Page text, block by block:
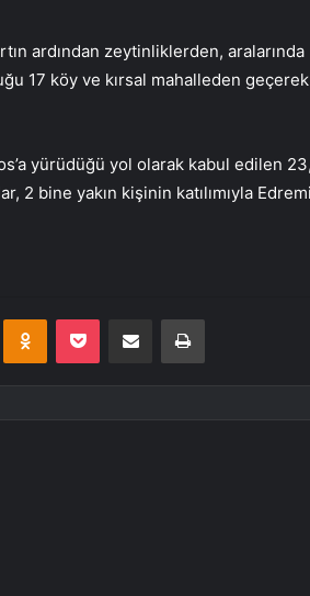
ardından zeytinliklerden, aralarında
17 köy ve kırsal mahalleden geçerek
yürüdüğü yol olarak kabul edilen
2 bine yakın kişinin katılımıyla
Odnoklassniki
Pocket E-Posta ile paylaş Yazdır